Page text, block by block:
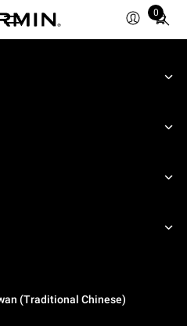
0
Total
items
in
(Traditional Chinese)